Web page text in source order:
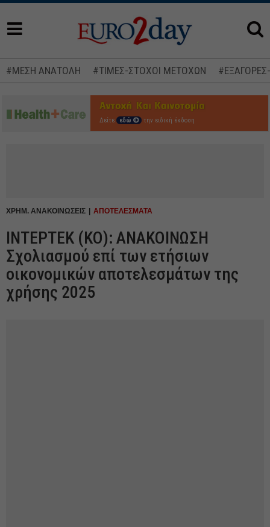
#ΜΕΣΗ ΑΝΑΤΟΛΗ #ΤΙΜΕΣ-ΣΤΟΧΟΙ ΜΕΤΟΧΩΝ
Δείτε εδώ την ειδική έκδοση
ΧΡΗΜ. ΑΝΑΚΟΙΝΩΣΕΙΣ ΑΠΟΤΕΛΕΣΜΑΤΑ
ΙΝΤΕΡΤΕΚ (ΚΟ): ΑΝΑΚΟΙΝΩΣΗ
Σχολιασμού επί των ετήσιων
οικονομικών αποτελεσμάτων της
χρήσης 2025